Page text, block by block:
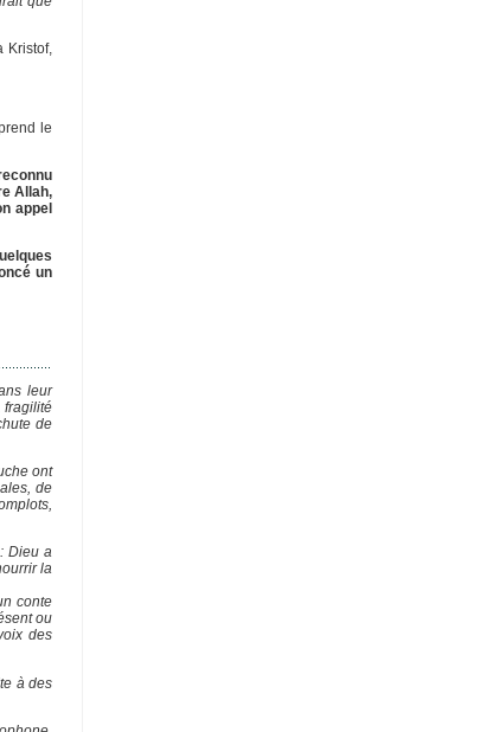
Kristof,
le
Allah,
appel
un
leur
fragilité
de
ont
de
Dieu a
la
conte
ou
des
à des